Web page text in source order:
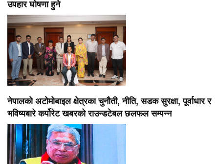
उपहार घोषणा हुने
नेपालको अटोमोबाइल क्षेत्रका चुनौती, नीति, सडक सुरक्षा, पूर्वाधार र
भविष्यबारे कर्पोरेट खबरको राउन्डटेबल छलफल सम्पन्न